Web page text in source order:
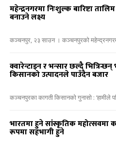
महेन्द्रनगरमा निःशुल्क बारिष्टा
बनाउने लक्ष्य
कञ्चनपुर, २३ साउन । कञ्चनपुरको
क्वारेन्टाइन र भन्सार छल्दै
किसानको उत्पादनले पाउँदैन बजार
कञ्चनपुरका कागती किसानको गुनासो : ‘हामीले
भारतमा हुने सांस्कृतिक महोत्सवमा
रूपमा सहभागी हुने